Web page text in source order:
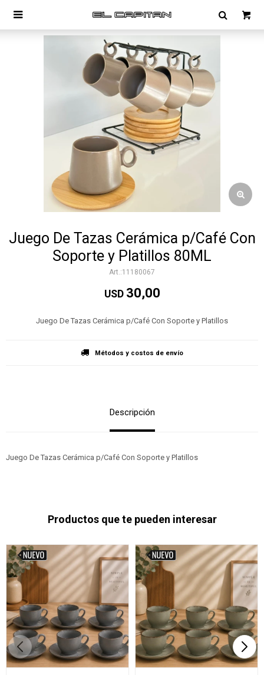

Juego De Tazas Cerámica p/Café Con
Soporte y Platillos 80ML
11180067
USD 30,00
Juego De Tazas Cerámica p/Café Con Soporte y Platillos
Métodos y costos de envío
Descripción
Juego De Tazas Cerámica p/Café Con Soporte y Platillos
Productos que te pueden interesar